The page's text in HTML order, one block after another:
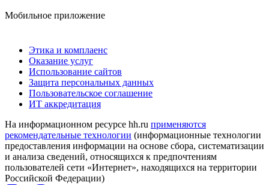
Мобильное приложение
Этика и комплаенс
Оказание услуг
Использование сайтов
Защита персональных данных
Пользовательское соглашение
ИТ аккредитация
На информационном ресурсе hh.ru применяются
рекомендательные технологии (информационные технологии
предоставления информации на основе сбора, систематизации
и анализа сведений, относящихся к предпочтениям
пользователей сети «Интернет», находящихся на территории
Российской Федерации)